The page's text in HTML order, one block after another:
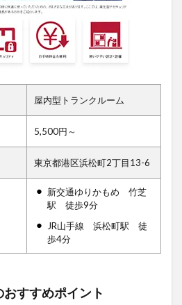
屋内型トランクルーム
5,500円～
東京都港区浜松町2丁目13-6
新交通ゆりかもめ 竹芝
駅 徒歩9分
JR山手線 浜松町駅 徒
歩4分
すすめポイント